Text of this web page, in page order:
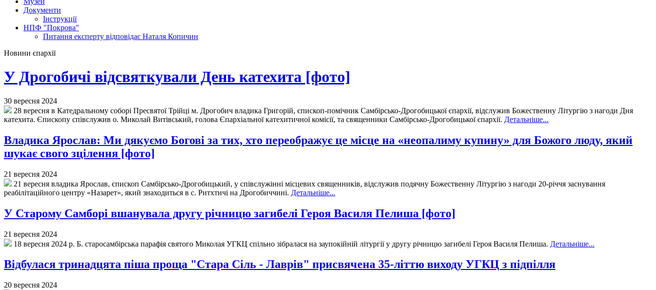
Документи
Інструкції
НПФ "Покрова"
Питання експерту відповідає Наталя Копичин
Новини єпархії
У Дрогобичі відсвяткували День катехита [фото]
30 вересня 2024
28 вересня в Катедральному соборі Пресвятої Трійці м. Дрогобич владика Григорій, єпископ-помічник Самбірсько-Дрогобицької єпархії, відслужив Божественну Літургію з нагоди Дня
катехита. Єпископу співслужив о. Миколай Витівський, голова Єпархіальної катехитичної комісії, та священники Самбірсько-Дрогобицької єпархії. Детальніше...
Владика Ярослав: Ми дякуємо Богові за тих, хто переображує це місце на «неопалиму купину» для Божого люду, який
шукає свого зцілення [фото]
21 вересня 2024
21 вересня владика Ярослав, єпископ Самбірсько-Дрогобицький, у співслужінні місцевих священників, відслужив подячну Божественну Літургію з нагоди 20-річчя заснування
реабілітаційного центру «Назарет», який знаходиться в с. Ритхтичі на Дрогобиччині. Детальніше...
У Старому Самборі вшанувала другу річницю загибелі Героя Василя Пелиша [фото]
21 вересня 2024
18 вересня 2024 р. Б. старосамбірська парафія святого Миколая УГКЦ спільно зібралася на заупокійній літургії у другу річницю загибелі Героя Василя Пелиша. Детальніше...
Відбулася тринадцята піша проща "Стара Сіль - Лаврів" присвячена 35-літтю виходу УГКЦ з підпілля
20 вересня 2024